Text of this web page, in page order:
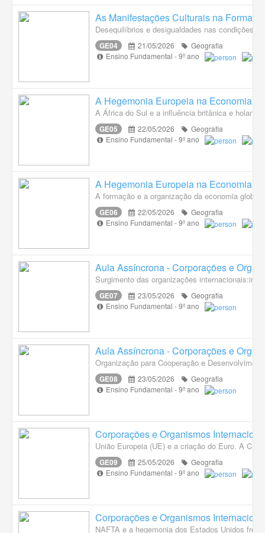
As Manifestações Culturais na
Desequilíbrios e desigualdades nas condições
GE04 21/05/2026
Geografia
Ensino Fundamental - 9º ano
A Hegemonia Europeia na Economia,
A África do Sul e a influência britânica e
GE05 22/05/2026
Geografia
Ensino Fundamental - 9º ano
A Hegemonia Europeia na Economia,
A formação e a organização da economia
GE06 22/05/2026
Geografia
Ensino Fundamental - 9º ano
Aula Assíncrona - Corporações e
Surgimento das organizações
GE07 23/05/2026
Geografia
Ensino Fundamental - 9º ano
Aula Assíncrona - Corporações e
Organização para Cooperação e
GE08 23/05/2026
Geografia
Ensino Fundamental - 9º ano
Corporações e Organismos
União Europeia (UE) e a criação do Euro. A
GE09 25/05/2026
Geografia
Ensino Fundamental - 9º ano
Corporações e Organismos
NAFTA e a hegemonia dos Estados Unidos